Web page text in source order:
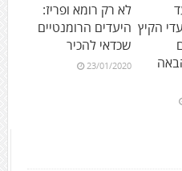
הקיץ
לא רק רומא ופריז:
היעדים הרומנטיים
שכדאי להכיר
23/01/2020